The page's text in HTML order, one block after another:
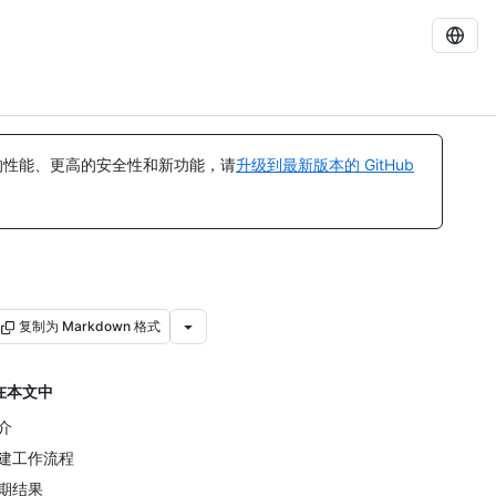
能、更高的安全性和新功能，请升级到最新版本的 GitHub
复制为 Markdown 格式
本文中
工作流程
结果